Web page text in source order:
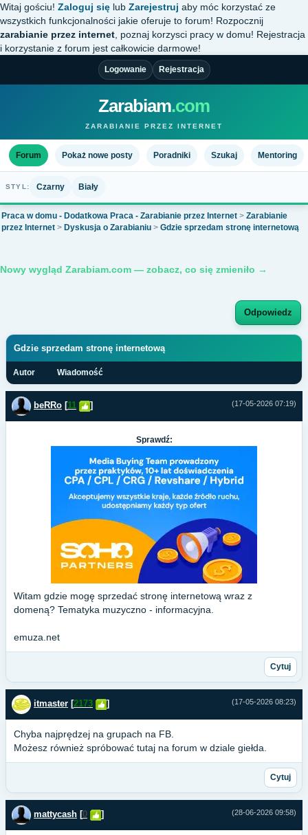
Witaj gościu! Zaloguj się lub Zarejestruj aby móc korzystać ze
wszystkich funkcjonalności jakie oferuje to forum! Rozpocznij
zarabianie przez internet , poznaj korzysci pracy w domu! Rejestracja
i korzystanie z forum jest całkowicie darmowe!
Logowanie Rejestracja
Zarabiam.com
ZARABIANIE PRZEZ INTERNET
Forum Pokaż nowe posty Poradniki Szukaj Mentoring
STYL: Czarny Biały
Praca w domu - Dodatkowa Praca - Zarabianie przez Internet > Zarabianie
przez Internet > Dyskusja o Zarabianiu > Gdzie sprzedam stronę internetową
Nowy wygląd Zarabiam.com — zobacz, co się zmieniło →
Odpowiedz
Gdzie sprzedam stronę internetową
Autor Wiadomość
(17-05-2026 07:19)
beRRo [11 ]
Sprawdź:
Witam gdzie mogę sprzedać stronę internetową wraz z
domeną? Tematyka muzyczno - informacyjna.
emuza.net
Cytuj
(17-05-2026 08:23)
itmaster [2173 ]
Chyba najprędzej na grupach na FB.
Możesz również spróbować tutaj na forum w dziale giełda.
Cytuj
(28-06-2026 09:58)
mattycash [0 ]